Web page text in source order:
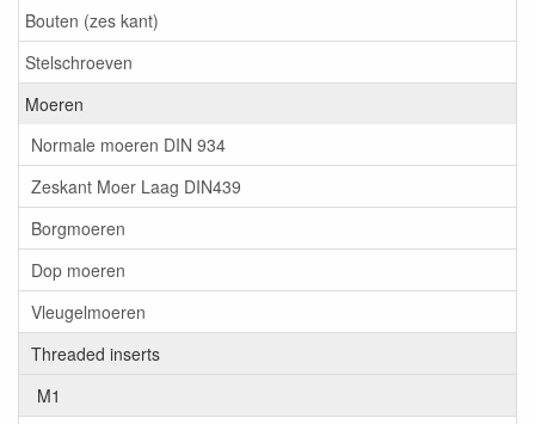
Bouten (zes kant)
Stelschroeven
Moeren
Normale moeren DIN 934
Zeskant Moer Laag DIN439
Borgmoeren
Dop moeren
Vleugelmoeren
Threaded inserts
M1